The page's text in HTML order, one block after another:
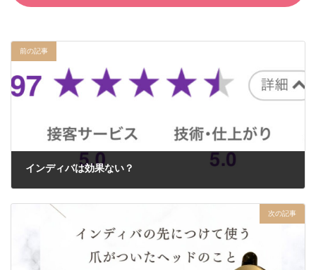
前の記事
インディバは効果ない？
次の記事